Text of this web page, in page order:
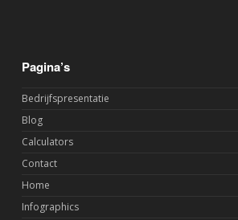
Pagina’s
Bedrijfspresentatie
Blog
Calculators
Contact
Home
Infographics